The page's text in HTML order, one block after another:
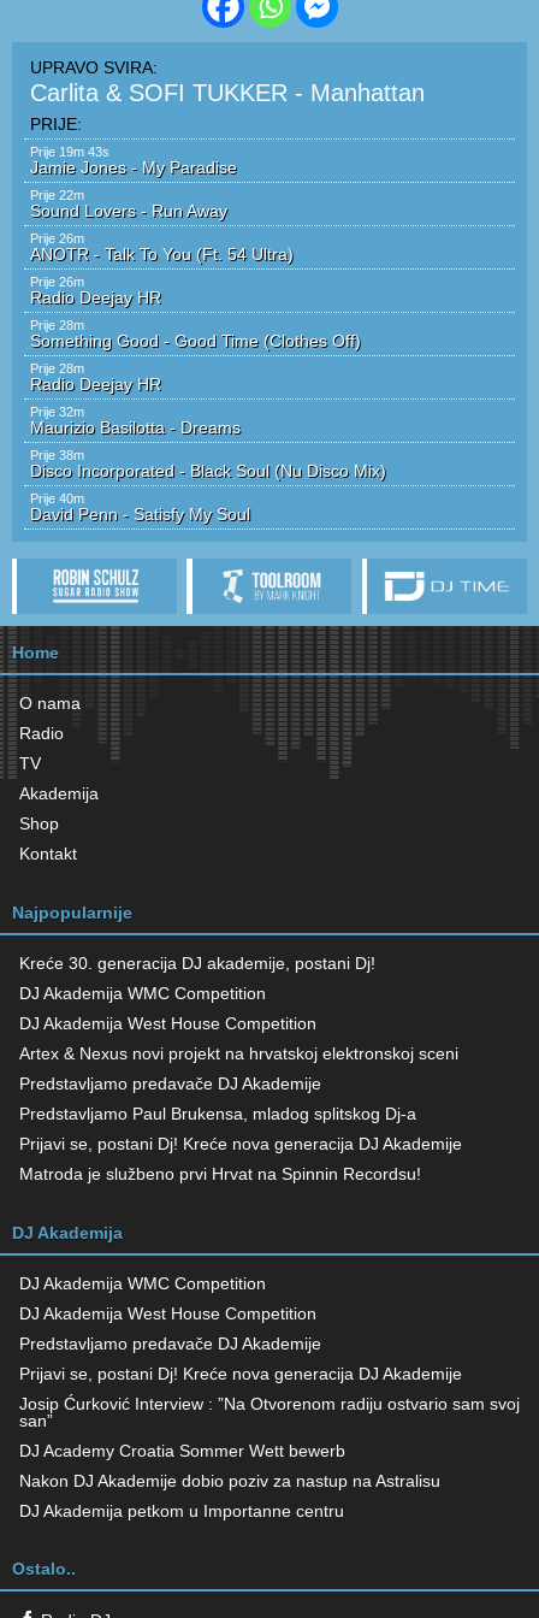
Carlita & SOFI TUKKER - Manhattan
Prije 19m 43s
Jamie Jones - My Paradise
Prije 22m
Sound Lovers - Run Away
Prije 26m
ANOTR - Talk To You (ft. 54 Ultra)
Prije 26m
Radio Deejay HR
Prije 28m
Something Good - Good Time (Clothes Off)
Prije 28m
Radio Deejay HR
Prije 32m
Maurizio Basilotta - Dreams
Prije 38m
Disco Incorporated - Black Soul (Nu Disco Mix)
Prije 40m
David Penn - Satisfy My Soul
Home
O nama
Radio
TV
Akademija
Shop
Kontakt
Najpopularnije
Kreće 30. generacija DJ akademije, postani Dj!
DJ Akademija WMC Competition
DJ Akademija West House Competition
Artex & Nexus novi projekt na hrvatskoj elektronskoj sceni
Predstavljamo predavače DJ Akademije
Predstavljamo Paul Brukensa, mladog splitskog Dj-a
Prijavi se, postani Dj! Kreće nova generacija DJ Akademije
Matroda je službeno prvi Hrvat na Spinnin Recordsu!
DJ Akademija
DJ Akademija WMC Competition
DJ Akademija West House Competition
Predstavljamo predavače DJ Akademije
Prijavi se, postani Dj! Kreće nova generacija DJ Akademije
Josip Ćurković Interview : ”Na Otvorenom radiju ostvario sam svoj
san”
DJ Academy Croatia Sommer Wett bewerb
Nakon DJ Akademije dobio poziv za nastup na Astralisu
DJ Akademija petkom u Importanne centru
Ostalo..